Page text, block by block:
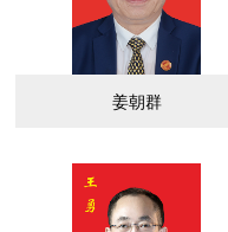
姜朝群